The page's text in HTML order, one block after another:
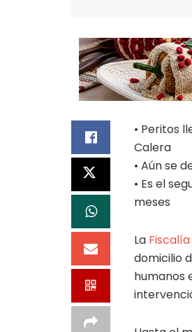
• Peritos
Calera
• Aún se
• Es el
meses
La
domicilio
humanos